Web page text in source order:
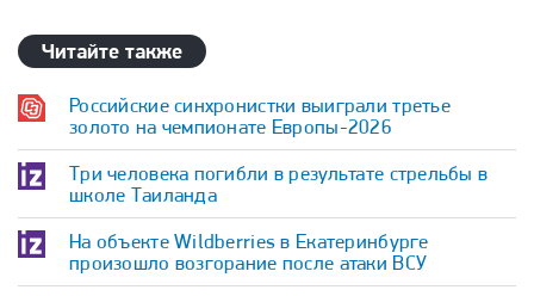
Читайте также
Российские синхронистки выиграли третье
золото на чемпионате Европы-2026
Три человека погибли в результате стрельбы в
школе Таиланда
На объекте Wildberries в Екатеринбурге
произошло возгорание после атаки ВСУ